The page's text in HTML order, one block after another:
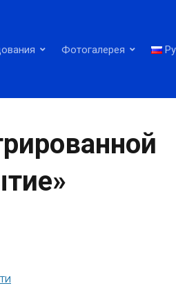
Фотогалерея